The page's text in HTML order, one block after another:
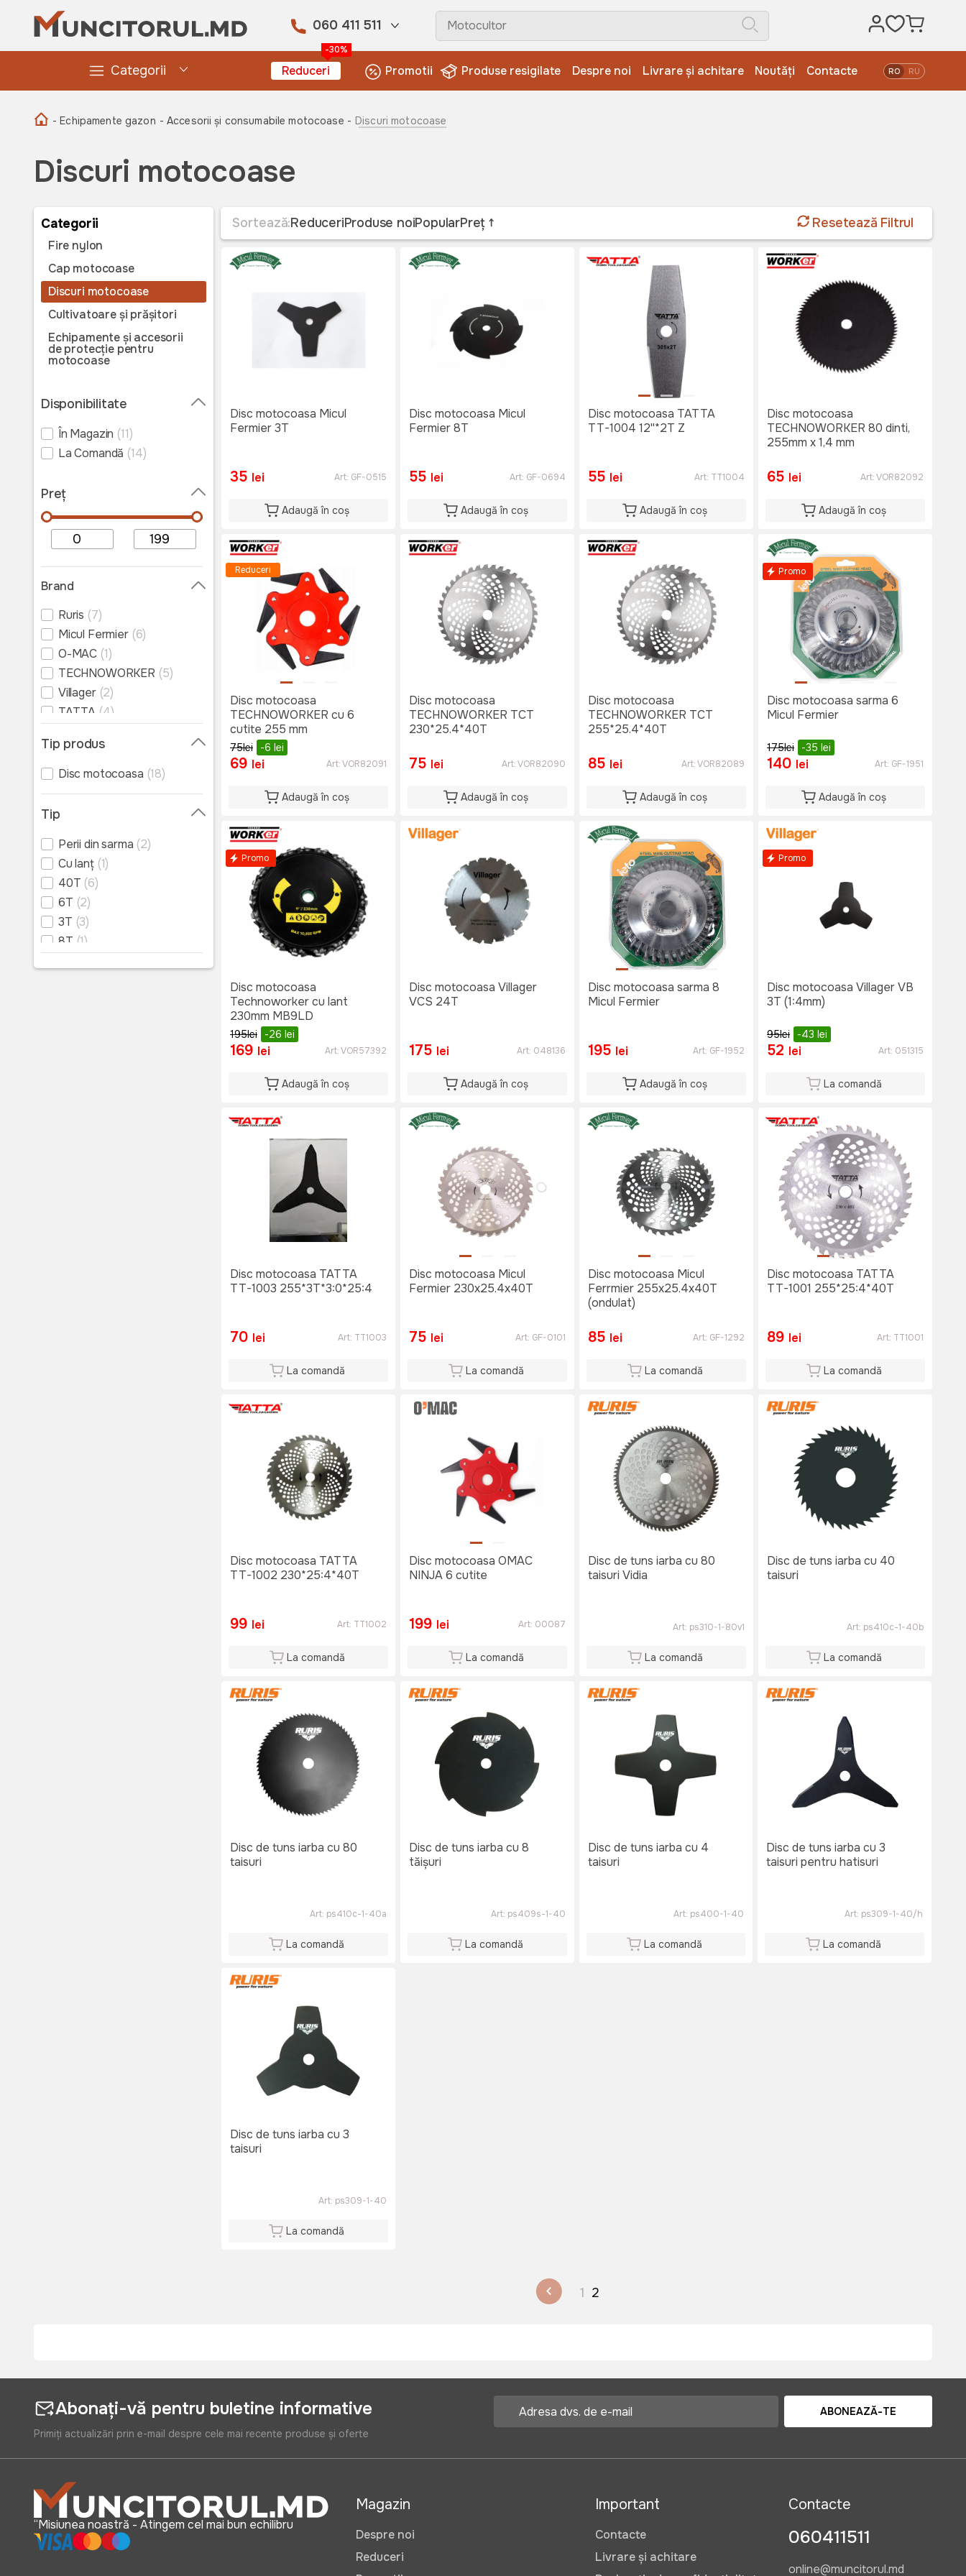
060 411 511
Categorii
-30%
Reduceri Promotii Produse resigilate Despre noi Livrare și achitare Noutăți Contacte RO RU
- Echipamente gazon - Accesorii și consumabile motocoase - Discuri motocoase
Discuri motocoase
Categorii
Fire nylon
Cap motocoase
Discuri motocoase
Cultivatoare și prășitori
Echipamente și accesorii
de protecție pentru
motocoase
Disponibilitate
În Magazin (11)
La Comandă (14)
Preț
Brand
Ruris (7)
Micul Fermier (6)
O-MAC (1)
TECHNOWORKER (5)
Villager (2)
TATTA (4)
Tip produs
Disc motocoasa (18)
Tip
Perii din sarma (2)
Cu lanț (1)
40T (6)
6T (2)
3T (3)
8T (1)
Sortează:ReduceriProduse noiPopularPreț Resetează Filtrul
Disc motocoasa Micul
Fermier 3T
35 lei Art: GF-0515
Adaugă în coș
Disc motocoasa Micul
Fermier 8T
55 lei Art: GF-0694
Adaugă în coș
Disc motocoasa TATTA
TT-1004 12''*2T Z
55 lei Art: TT1004
Adaugă în coș
Disc motocoasa
TECHNOWORKER 80 dinti,
255mm x 1,4 mm
65 lei Art:VOR82092
Adaugă în coș
Reduceri
Disc motocoasa
TECHNOWORKER cu 6
cutite 255 mm
75lei -6 lei
69 lei Art:VOR82091
Adaugă în coș
Disc motocoasa
TECHNOWORKER TCT
230*25.4*40T
75 lei Art:VOR82090
Adaugă în coș
Disc motocoasa
TECHNOWORKER TCT
255*25.4*40T
85 lei Art:VOR82089
Adaugă în coș
Promo
Disc motocoasa sarma 6
Micul Fermier
175lei -35 lei
140 lei Art: GF-1951
Adaugă în coș
Promo
Disc motocoasa
Technoworker cu lant
230mm MB9LD
195lei -26 lei
169 lei Art:VOR57392
Adaugă în coș
Disc motocoasa Villager
VCS 24T
175 lei Art: 048136
Adaugă în coș
Disc motocoasa sarma 8
Micul Fermier
195 lei Art: GF-1952
Adaugă în coș
Promo
Disc motocoasa Villager VB
3T (1:4mm)
95lei -43 lei
52 lei Art: 051315
La comandă
Disc motocoasa TATTA
TT-1003 255*3T*3:0*25:4
70 lei Art: TT1003
La comandă
Disc motocoasa Micul
Fermier 230x25.4x40T
75 lei Art: GF-0101
La comandă
Disc motocoasa Micul
Ferrmier 255x25.4x40T
(ondulat)
85 lei Art: GF-1292
La comandă
Disc motocoasa TATTA
TT-1001 255*25:4*40T
89 lei Art: TT1001
La comandă
Disc motocoasa TATTA
TT-1002 230*25:4*40T
99 lei Art: TT1002
La comandă
Disc motocoasa OMAC
NINJA 6 cutite
199 lei Art: 00087
La comandă
Disc de tuns iarba cu 80
taisuri Vidia
Art: ps310-1-80v1
La comandă
Disc de tuns iarba cu 40
taisuri
Art: ps410c-1-40b
La comandă
Disc de tuns iarba cu 80
taisuri
Art: ps410c-1-40a
La comandă
Disc de tuns iarba cu 8
tăişuri
Art: ps409s-1-40
La comandă
Disc de tuns iarba cu 4
taisuri
Art: ps400-1-40
La comandă
Disc de tuns iarba cu 3
taisuri pentru hatisuri
Art: ps309-1-40/h
La comandă
Disc de tuns iarba cu 3
taisuri
Art: ps309-1-40
La comandă
1 2
Abonați-vă pentru buletine informative
Primiți actualizări prin e-mail despre cele mai recente produse și oferte
ABONEAZĂ-TE
“Misiunea noastră - Atingem cel mai bun echilibru
Magazin
Despre noi
Reduceri
Important
Contacte
Livrare și achitare
Contacte
060411511
online@muncitorul.md